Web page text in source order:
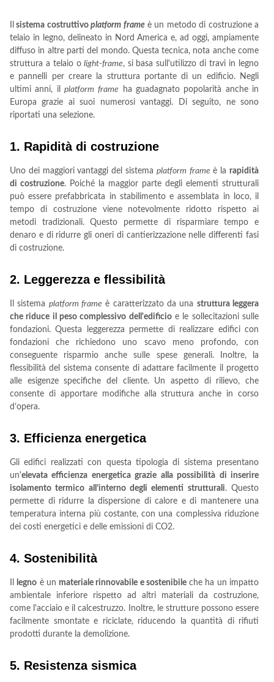
sistema costruttivoplatform frameè un metodo di costruzione a
telaio in legno, delineato in Nord America e, ad oggi, ampiamente
diffuso in altre parti del mondo. Questa tecnica, nota anche come
struttura a telaio olight-frame, si basa sull'utilizzo di travi in legno
e pannelli per creare la struttura portante di un edificio. Negli
ultimi anni, il platform frame ha guadagnato popolarità anche in
Europa grazie ai suoi numerosi vantaggi. Di seguito, ne sono
riportati una selezione.
1. Rapidità di costruzione
Uno dei maggiori vantaggi del sistema platform frame è larapidità
di costruzione. Poiché la maggior parte degli elementi strutturali
può essere prefabbricata in stabilimento e assemblata in loco, il
tempo di costruzione viene notevolmente ridotto rispetto ai
metodi tradizionali. Questo permette di risparmiare tempo e
denaro e di ridurre gli oneri di cantierizzazione nelle differenti fasi
di costruzione.
2. Leggerezza e flessibilità
Il sistema platform frame è caratterizzato da una struttura leggera
che riduce il peso complessivo dell'edificioe le sollecitazioni sulle
fondazioni. Questa leggerezza permette di realizzare edifici con
fondazioni che richiedono uno scavo meno profondo, con
conseguente risparmio anche sulle spese generali. Inoltre, la
flessibilità del sistema consente di adattare facilmente il progetto
alle esigenze specifiche del cliente. Un aspetto di rilievo, che
consente di apportare modifiche alla struttura anche in corso
d’opera.
3. Efficienza energetica
Gli edifici realizzati con questa tipologia di sistema presentano
un'elevata efficienza energetica grazie alla possibilità di inserire
isolamento termico all’interno degli elementi strutturali. Questo
permette di ridurre la dispersione di calore e di mantenere una
temperatura interna più costante, con una complessiva riduzione
dei costi energetici e delle emissioni di CO2.
4. Sostenibilità
legno è unmateriale rinnovabile e sostenibileche ha un impatto
ambientale inferiore rispetto ad altri materiali da costruzione,
come l'acciaio e il calcestruzzo. Inoltre, le strutture possono essere
facilmente smontate e riciclate, riducendo la quantità di rifiuti
prodotti durante la demolizione.
5. Resistenza sismica